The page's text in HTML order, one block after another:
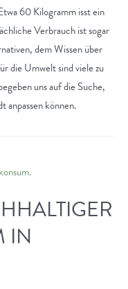
60 Kilogramm isst ein
Verbrauch ist sogar
dem Wissen über
die Umwelt sind viele zu
uns auf die Suche,
anpassen können.
IN